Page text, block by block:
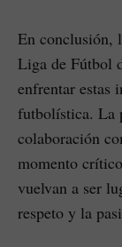
En conclusión,
Liga de Fútbol
enfrentar estas
futbolística. La
colaboración
momento
vuelvan a ser
respeto y la